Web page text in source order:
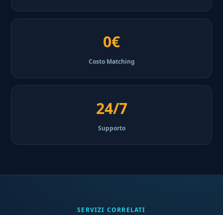
0€
Costo Matching
24/7
Supporto
SERVIZI CORRELATI